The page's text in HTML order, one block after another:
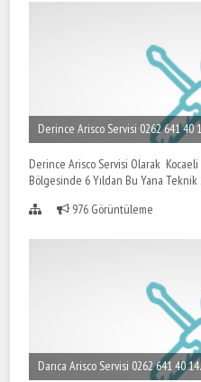
Derince Arisco Servisi 0262 641 40
Derince Arisco Servisi Olarak
Bölgesinde 6 Yıldan Bu Yana
976 Görüntüleme
Darıca Arisco Servisi 0262 641 40